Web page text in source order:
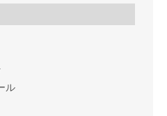
ル